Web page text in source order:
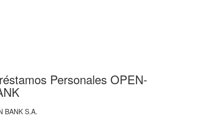
Personales OPEN-
BANK S.A.